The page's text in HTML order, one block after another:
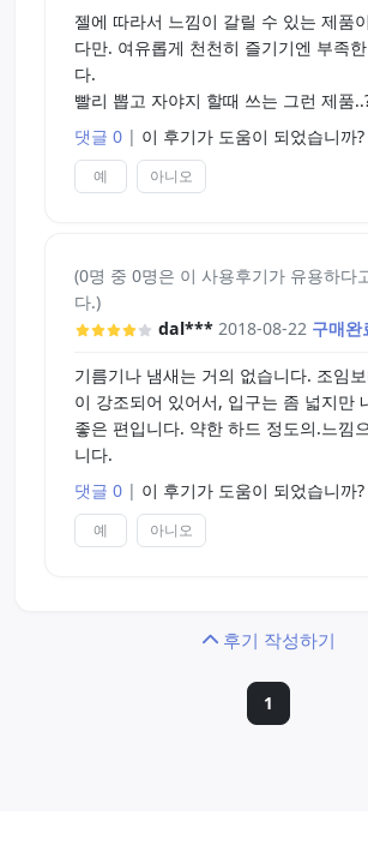
젤에 따라서 느낌이 갈릴 수 있는 제품
다만. 여유롭게 천천히 즐기기엔 부족
다.
빨리 뽑고 자야지 할때 쓰는 그런 제품
댓글 0 | 이 후기가 도움이 되었습니까?
예 아니오
(0명 중 0명은 이 사용후기가 유용하다
다.)
dal*** 2018-08-22 구매완
기름기나 냄새는 거의 없습니다. 조임
이 강조되어 있어서, 입구는 좀 넓지만
좋은 편입니다. 약한 하드 정도의.느낌
니다.
댓글 0 | 이 후기가 도움이 되었습니까?
예 아니오
후기 작성하기
1